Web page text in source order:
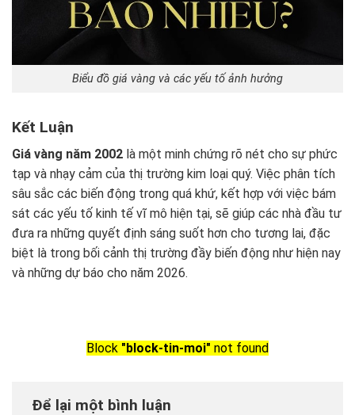
Biểu đồ giá vàng và các yếu tố ảnh hưởng
Kết Luận
Giá vàng năm 2002 là một minh chứng rõ nét cho sự phức
tạp và nhạy cảm của thị trường kim loại quý. Việc phân tích
sâu sắc các biến động trong quá khứ, kết hợp với việc bám
sát các yếu tố kinh tế vĩ mô hiện tại, sẽ giúp các nhà đầu tư
đưa ra những quyết định sáng suốt hơn cho tương lai, đặc
biệt là trong bối cảnh thị trường đầy biến động như hiện nay
và những dự báo cho năm 2026.
Block "block-tin-moi" not found
Để lại một bình luận